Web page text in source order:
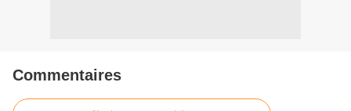
Commentaires